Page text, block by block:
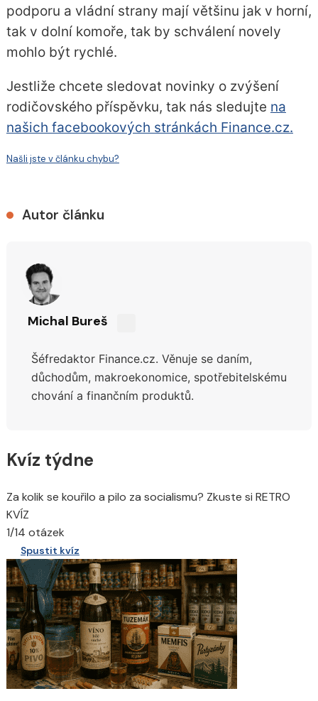
podporu a vládní strany mají většinu jak v horní,
tak v dolní komoře, tak by schválení novely
mohlo být rychlé.
Jestliže chcete sledovat novinky o zvýšení
rodičovského příspěvku, tak nás sledujte na
našich facebookových stránkách Finance.cz.
Našli jste v článku chybu?
Autor článku
Michal Bureš
síti
X
Šéfredaktor Finance.cz. Věnuje se daním,
důchodům, makroekonomice, spotřebitelskému
chování a finančním produktů.
Kvíz týdne
Za kolik se kouřilo a pilo za socialismu? Zkuste si RETRO
KVÍZ
1/14 otázek
Spustit kvíz